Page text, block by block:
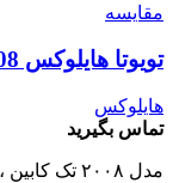
مقایسه
تویوتا هایلوکس 2008 تک کابین
هایلوکس
تماس بگیرید
مدل ۲۰۰۸ تک کابین ، فنی بسیار عالی